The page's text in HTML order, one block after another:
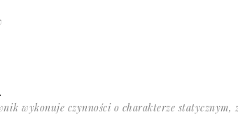
wykonuje czynności o charakterze